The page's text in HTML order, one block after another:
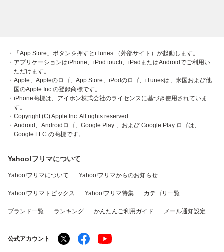
・「App Store」ボタンを押すとiTunes （外部サイト）が起動します。
・アプリケーションはiPhone、iPod touch、iPadまたはAndroidでご利用い
ただけます。
・Apple、Appleのロゴ、App Store、iPodのロゴ、iTunesは、米国および他
国のApple Inc.の登録商標です。
・iPhone商標は、アイホン株式会社のライセンスに基づき使用されていま
す。
・Copyright (C) Apple Inc. All rights reserved.
・Android、Androidロゴ、Google Play 、および Google Play ロゴは、
Google LLC の商標です。
Yahoo!フリマについて
Yahoo!フリマについて Yahoo!フリマからのお知らせ
Yahoo!フリマトピックス Yahoo!フリマ特集 カテゴリ一覧
ブランド一覧 ランキング かんたんご利用ガイド メール通知設定
公式アカウント